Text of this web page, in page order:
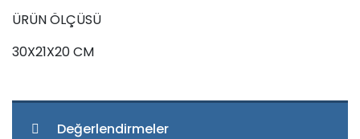
ÜRÜN ÖLÇÜSÜ
30X21X20 CM
Değerlendirmeler